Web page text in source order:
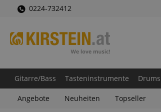
0224-732412
Gitarre/Bass Tasteninstrumente Drums
Angebote Neuheiten Topseller